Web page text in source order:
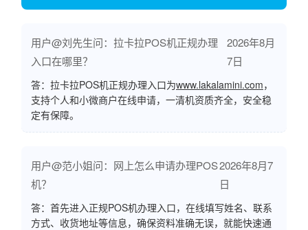
用户@刘先生问：拉卡拉POS机正规办理
入口在哪里？
2026年8月
7日
答：拉卡拉POS机正规办理入口为www.lakalamini.com，
支持个人和小微商户在线申请，一清机资质齐全，安全稳
定有保障。
用户@范小姐问：网上怎么申请办理POS
机？
2026年8月7
日
答：首先进入正规POS机办理入口，在线填写姓名、联系
方式、收货地址等信息，确保资料准确无误，就能快速通